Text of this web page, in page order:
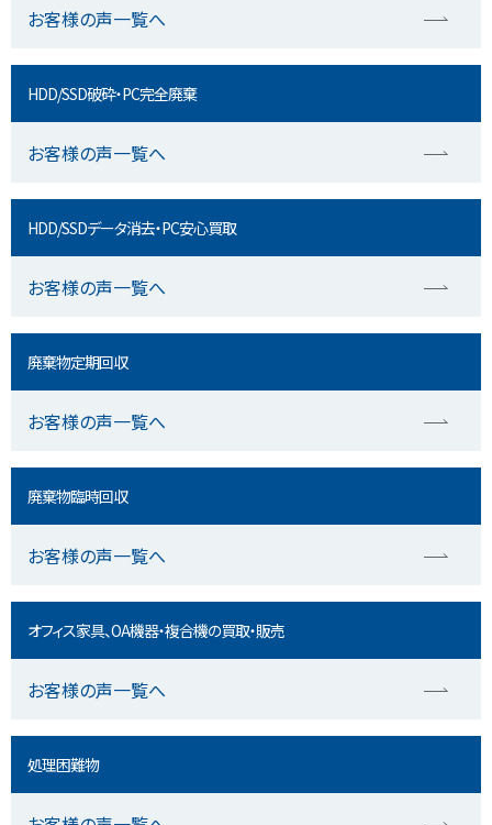
お客様の声一覧へ
HDD/SSD破砕・PC完全廃棄
お客様の声一覧へ
HDD/SSDデータ消去・PC安心買取
お客様の声一覧へ
廃棄物定期回収
お客様の声一覧へ
廃棄物臨時回収
お客様の声一覧へ
オフィス家具、OA機器・複合機の買取・販売
お客様の声一覧へ
処理困難物